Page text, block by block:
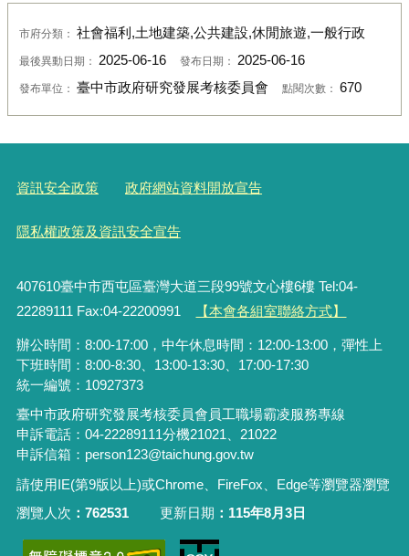
市府分類： 社會福利,土地建築,公共建設,休閒旅遊,一般行政
最後異動日期： 2025-06-16 發布日期： 2025-06-16
發布單位： 臺中市政府研究發展考核委員會 點閱次數： 670
資訊安全政策 政府網站資料開放宣告
隱私權政策及資訊安全宣告
407610臺中市西屯區臺灣大道三段99號文心樓6樓 Tel:04-
22289111 Fax:04-22200991
【本會各組室聯絡方式】
辦公時間：8:00-17:00，中午休息時間：12:00-13:00，彈性上
下班時間：8:00-8:30、13:00-13:30、17:00-17:30
統一編號：10927373
臺中市政府研究發展考核委員會員工職場霸凌服務專線
申訴電話：04-22289111分機21021、21022
申訴信箱：person123@taichung.gov.tw
請使用IE(第9版以上)或Chrome、FireFox、Edge等瀏覽器瀏覽
瀏覽人次
762531 更新日期 115年8月3日